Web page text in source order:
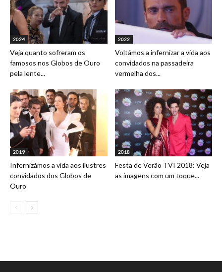
2024
Veja quanto sofreram os
famosos nos Globos de Ouro
pela lente...
2022
Voltámos a infernizar a vida aos
convidados na passadeira
vermelha dos...
2019
Infernizámos a vida aos ilustres
convidados dos Globos de
Ouro
2018
Festa de Verão TVI 2018: Veja
as imagens com um toque...